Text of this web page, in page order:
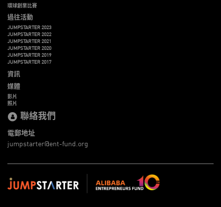
環球創業比賽
過往活動
JUMPSTARTER 2023
JUMPSTARTER 2022
JUMPSTARTER 2021
JUMPSTARTER 2020
JUMPSTARTER 2019
JUMPSTARTER 2017
資訊
媒體
影片
照片
聯絡我們
電郵地址
jumpstarter@ent-fund.org